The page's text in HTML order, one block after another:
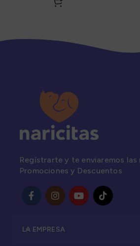
Regístrarte y te enviaremos las
Promociones y Descuentos
LA EMPRESA